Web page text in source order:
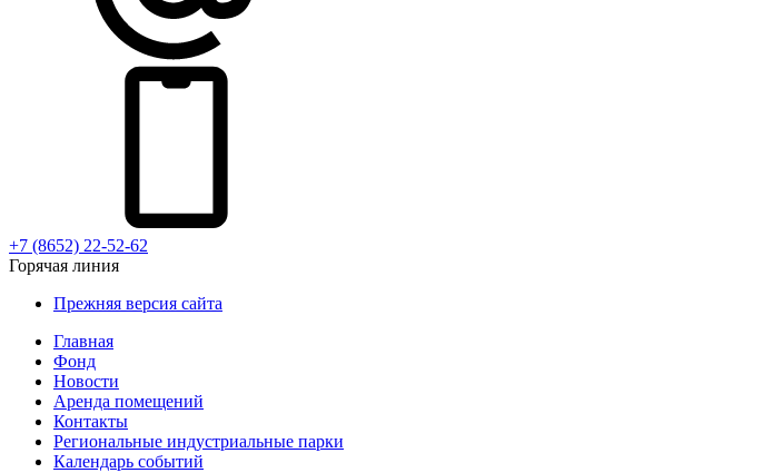
+7 (8652) 22-52-62
Горячая линия
Прежняя версия сайта
Главная
Фонд
Новости
Аренда помещений
Контакты
Региональные индустриальные парки
Календарь событий